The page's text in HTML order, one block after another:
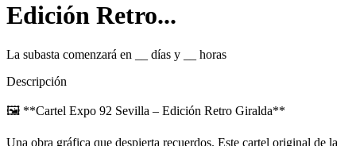
Edición Retro...
La subasta comenzará en días y
horas
Descripción
🖼️ **Cartel Expo 92 Sevilla – Edición Retro Giralda**
Una obra gráfica que despierta recuerdos. Este cartel original de la